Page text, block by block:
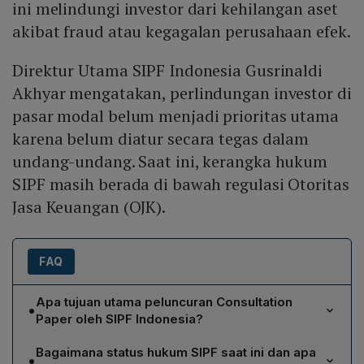
ini melindungi investor dari kehilangan aset
akibat fraud atau kegagalan perusahaan efek.
Direktur Utama SIPF Indonesia Gusrinaldi
Akhyar mengatakan, perlindungan investor di
pasar modal belum menjadi prioritas utama
karena belum diatur secara tegas dalam
undang-undang. Saat ini, kerangka hukum
SIPF masih berada di bawah regulasi Otoritas
Jasa Keuangan (OJK).
FAQ
•Apa tujuan utama peluncuran Consultation
Paper oleh SIPF Indonesia?
Consultation Paper dimaksudkan untuk memperjelas
•Bagaimana status hukum SIPF saat ini dan apa